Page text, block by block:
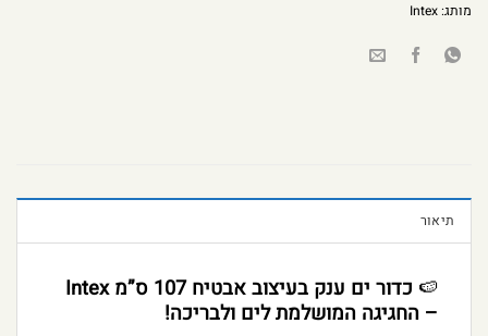
מותג:Intex
תיאור
🍉
כדור ים ענק בעיצוב אבטיח 107 ס”מ Intex
– החגיגה המושלמת לים ולבריכה!